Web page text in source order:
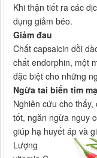
Khi thận tiết ra các
dụng giảm béo.
Giảm đau
Chất capsaicin dồi
chất endorphin, một
đặc biệt cho những
Ngừa tai biến tim
Nghiên cứu cho
tốt, ngăn ngừa nguy
giúp hạ huyết áp và
Lượng